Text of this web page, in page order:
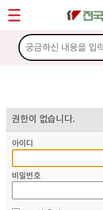
권한이 없습니다.
아이디
비밀번호
마이페이지
소개
노동상담
자료
부설기관